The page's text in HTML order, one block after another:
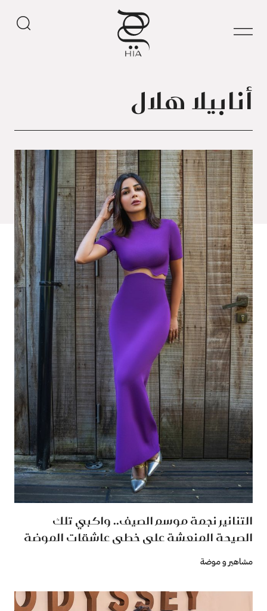
أنابيلا هلال
التنانير نجمة موسم الصيف.. واكبي تلك
الصيحة المنعشة على خطى عاشقات الموضة
مشاهير و موضة